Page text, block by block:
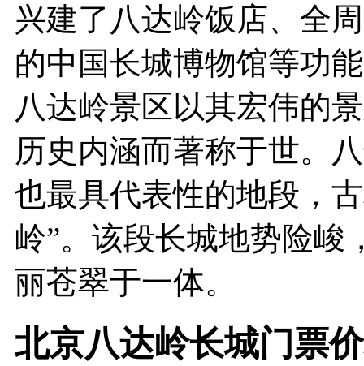
兴建了八达岭饭店、全
的中国长城博物馆等功
八达岭景区以其宏伟的
历史内涵而著称于世。
也最具代表性的地段，
岭”。该段长城地势险峻
丽苍翠于一体。
北京八达岭长城门票